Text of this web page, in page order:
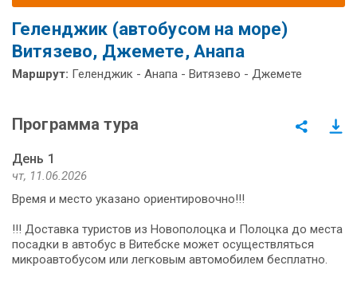
Геленджик (автобусом на море)
Витязево, Джемете, Анапа
Маршрут: Геленджик - Анапа - Витязево - Джемете
Программа тура
День 1
чт, 11.06.2026
Время и место указано ориентировочно!!!
!!! Доставка туристов из Новополоцка и Полоцка до места
посадки в автобус в Витебске может осуществляться
микроавтобусом или легковым автомобилем бесплатно.